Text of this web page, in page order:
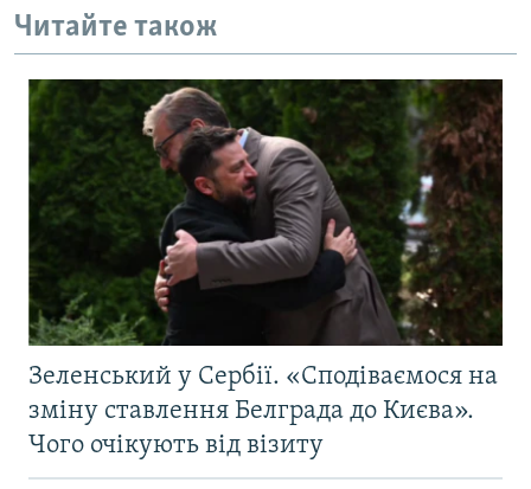
Читайте також
Зеленський у Сербії. «Сподіваємося на
зміну ставлення Белграда до Києва».
Чого очікують від візиту